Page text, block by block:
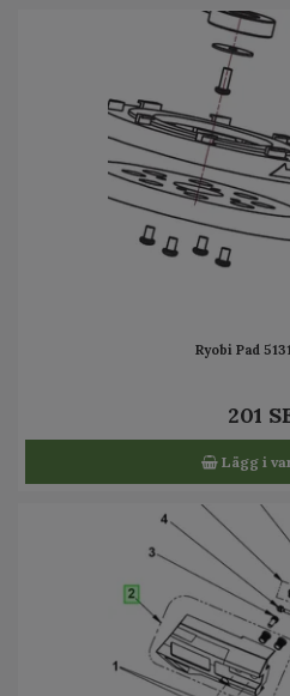
Ryobi Pad
201
Lägg i